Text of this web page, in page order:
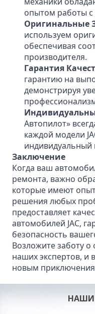
опытом работы с
Оригинальные
используем
обеспечивая
производителя.
Гарантия
гарантию на
демонстрируя
Автопилот»
каждой модели
индивидуальный
Заключение
Когда ваш
ремонта, важно
которые имеют
решения любых
предоставляет
автомобилей JAC,
безопасность
Возложите заботу
наших экспертов, и
новым
НАШИ